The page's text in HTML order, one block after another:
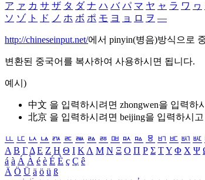
ア ァ カ サ ザ タ ダ ナ ハ バ パ マ ヤ ャ ラ ワ ヮ
ソ ゾ ト ド ノ ホ ボ ポ モ ヨ ョ ロ ヲ ―
http://chineseinput.net/에서 pinyin(병음)방식으로
변환된 중국어를 복사하여 사용하시면 됩니다.
예시)
中文 을 입력하시려면 zhongwen을 입력하
北京 을 입력하시려면 beijing을 입력하시
ㅥ ㅦ ㅧ ㅨ ㅩ ㅪ ㅫ ㅬ ㅭ ㅮ ㅯ ㅰ ㅱ ㅲ ㅳ ㅴ ㅵ
Α Β ΓΔ Ε Ζ Η Θ Ι ΚΛ Μ Ν Ξ Ο Π Ρ Σ ΤΥ Φ Χ Ψ
á à Á À é è É È ç Ç ê
Ä Ö Ü ä ö ü ß